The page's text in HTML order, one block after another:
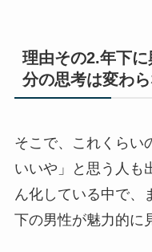
理由その2.年下
分の思考は変わ
そこで、これくらい
いいや」と思う人も
ん化している中で、
下の男性が魅力的に